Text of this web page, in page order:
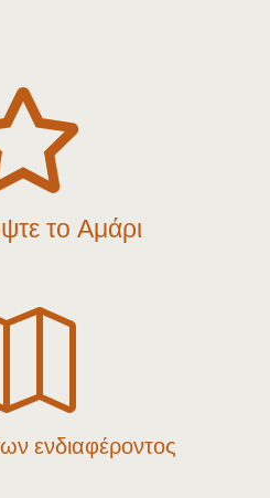
το Αμάρι
ενδιαφέροντος